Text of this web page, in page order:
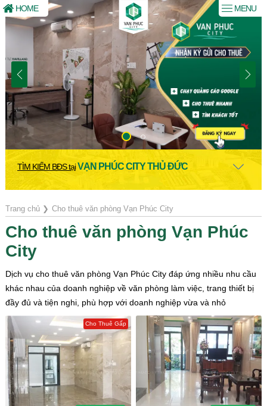
TÌM KIẾM BĐS tạiVẠN PHÚC CITY THỦ ĐỨC
Trang chủ❯ Cho thuê văn phòng Vạn Phúc City
Cho thuê văn phòng Vạn Phúc
City
Dịch vụ cho thuê văn phòng Vạn Phúc City đáp ứng nhiều nhu cầu
khác nhau của doanh nghiệp về văn phòng làm việc, trang thiết bị
đầy đủ và tiện nghi, phù hợp với doanh nghiệp vừa và nhỏ
Cho Thuê Gấp
HOME MENU